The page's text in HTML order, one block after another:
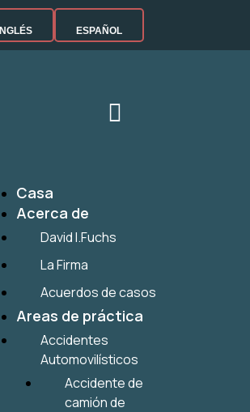
INGLÉS ESPAÑOL
Casa
Acerca de
David I.Fuchs
La Firma
Acuerdos de casos
Areas de práctica
Accidentes
Automovilísticos
Accidente de
camión de